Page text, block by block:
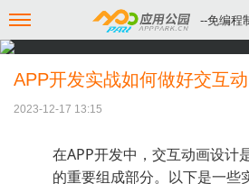
--免编程
APP开发实战如何做好交互
2023-12-17 13:15
在APP开发中，交互动画设计
的重要组成部分。以下是一些